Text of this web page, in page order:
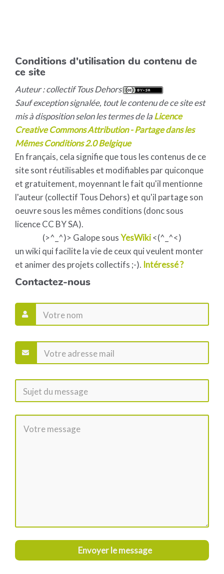
Conditions d'utilisation du contenu de
ce site
Auteur : collectif Tous Dehors
Sauf exception signalée, tout le contenu de ce site est
mis à disposition selon les termes de laLicence
Creative Commons Attribution - Partage dans les
Mêmes Conditions 2.0 Belgique
En français, cela signifie que tous les contenus de ce
site sont réutilisables et modifiables par quiconque
et gratuitement, moyennant le fait qu'il mentionne
l'auteur (collectif Tous Dehors) et qu'il partage son
oeuvre sous les mêmes conditions (donc sous
licence CC BY SA).
(>^_^)> Galope sousYesWiki<(^_^<)
un wiki qui facilite la vie de ceux qui veulent monter
et animer des projets collectifs ;-). Intéressé ?
Contactez-nous
Envoyer le message